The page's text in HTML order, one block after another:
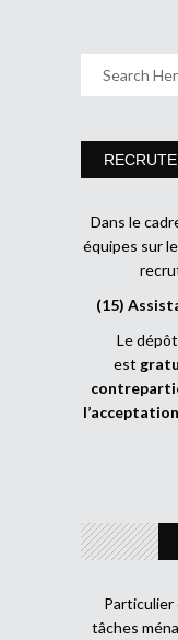
Dans le
équipes sur
(15)
Le
est
Particulier
tâches